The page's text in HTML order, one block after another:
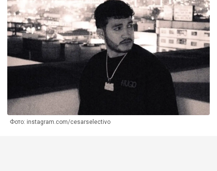
Фото: instagram.com/cesarselectivo